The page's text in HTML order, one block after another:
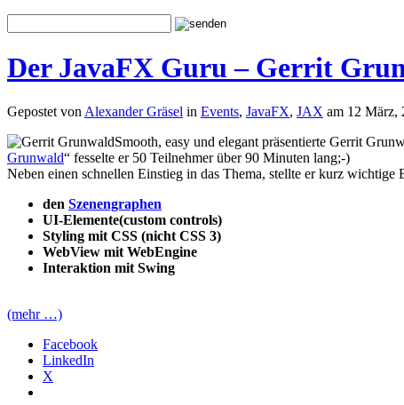
Der JavaFX Guru – Gerrit
Gepostet von Alexander Gräsel in Events, JavaFX, JAX am 12 März,
Smooth, easy und elegant präsentierte Gerrit
Grunwald“ fesselte er 50 Teilnehmer über 90 Minuten lang;-)
Neben einen schnellen Einstieg in das Thema, stellte er kurz
den Szenengraphen
UI-Elemente(custom controls)
Styling mit CSS (nicht CSS 3)
WebView mit WebEngine
Interaktion mit Swing
(mehr …)
Facebook
LinkedIn
X